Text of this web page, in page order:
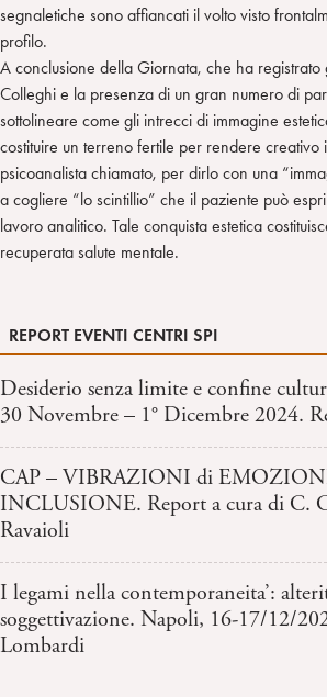
segnaletiche sono affiancati il volto visto
profilo.
A conclusione della Giornata, che ha registrato
Colleghi e la presenza di un gran numero di
sottolineare come gli intrecci di immagine
costituire un terreno fertile per rendere creativo
psicoanalista chiamato, per dirlo con una
a cogliere “lo scintillio” che il paziente può
lavoro analitico. Tale conquista estetica
recuperata salute mentale.
REPORT EVENTI CENTRI SPI
Desiderio senza limite e confine
30 Novembre – 1° Dicembre 2024.
CAP – VIBRAZIONI di
INCLUSIONE. Report a cura di C.
Ravaioli
I legami nella contemporaneita’:
soggettivazione. Napoli, 16-17/12/
Lombardi